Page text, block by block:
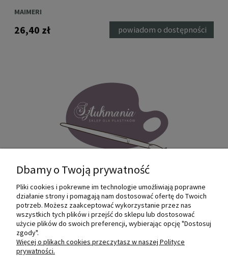
MAIMERI
26,40 zł powiadom o dostępności
Internetowy sklep dla plastyków
SZTUKMANIA. Profesjonalne artykuły dla
małych i dużych artystów.
Dbamy o Twoją prywatność
Pliki cookies i pokrewne im technologie umożliwiają poprawne
działanie strony i pomagają nam dostosować ofertę do Twoich
potrzeb. Możesz zaakceptować wykorzystanie przez nas
wszystkich tych plików i przejść do sklepu lub dostosować
użycie plików do swoich preferencji, wybierając opcję "Dostosuj
zgody".
Więcej o plikach cookies przeczytasz w naszej Polityce
prywatności.